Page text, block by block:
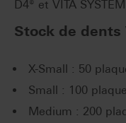
D4® et VITA
Stock de dents
X-Small : 50
Small : 100
Medium : 200